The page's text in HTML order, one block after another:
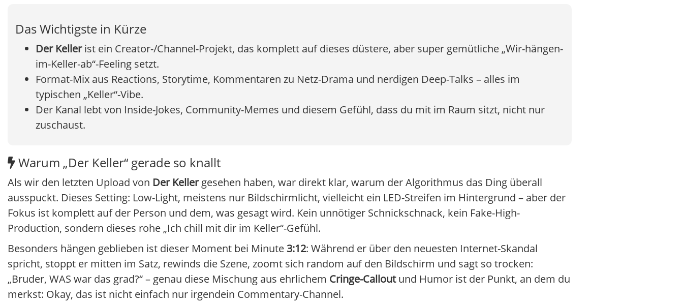
Das Wichtigste in Kürze
Der Kellerist ein Creator-/Channel-Projekt, das komplett auf dieses düstere, aber super gemütliche „Wir-hängen-
im-Keller-ab“-Feeling setzt.
Format-Mix aus Reactions, Storytime, Kommentaren zu Netz-Drama und nerdigen Deep-Talks – alles im
typischen „Keller“-Vibe.
Der Kanal lebt von Inside-Jokes, Community-Memes und diesem Gefühl, dass du mit im Raum sitzt, nicht nur
zuschaust.
Warum „Der Keller“ gerade so knallt
Als wir den letzten Upload von Der Kellergesehen haben, war direkt klar, warum der Algorithmus das Ding überall
ausspuckt. Dieses Setting: Low-Light, meistens nur Bildschirmlicht, vielleicht ein LED-Streifen im Hintergrund – aber der
Fokus ist komplett auf der Person und dem, was gesagt wird. Kein unnötiger Schnickschnack, kein Fake-High-
Production, sondern dieses rohe „Ich chill mit dir im Keller“-Gefühl.
Besonders hängen geblieben ist dieser Moment bei Minute 3:12: Während er über den neuesten Internet-Skandal
spricht, stoppt er mitten im Satz, rewinds die Szene, zoomt sich random auf den Bildschirm und sagt so trocken:
„Bruder, WAS war das grad?“ – genau diese Mischung aus ehrlichem Cringe-Calloutund Humor ist der Punkt, an dem du
merkst: Okay, das ist nicht einfach nur irgendein Commentary-Channel.